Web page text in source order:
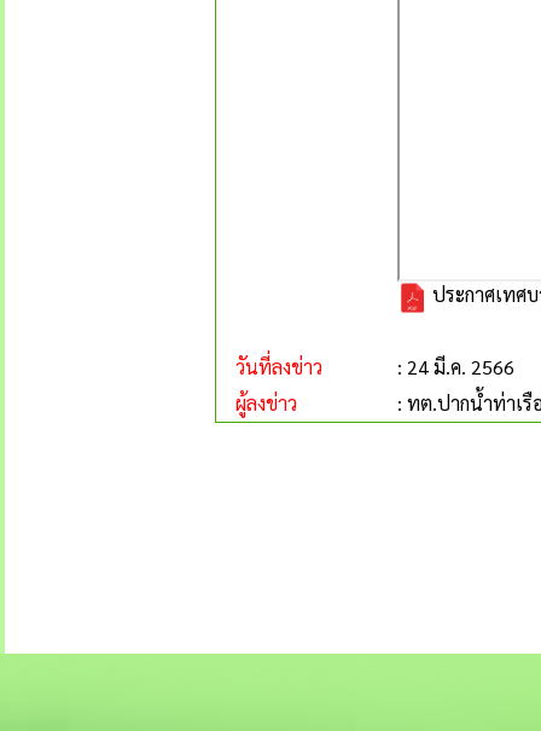
ประกาศเทศ
วันที่ลงข่าว
: 24 มี.ค. 2566
ผู้ลงข่าว
: ทต.ปากน้ำท่าเรื